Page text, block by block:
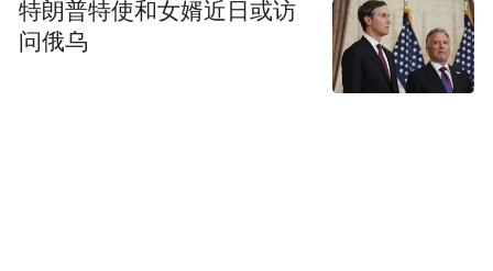
特朗普特使和女婿近日或访
问俄乌